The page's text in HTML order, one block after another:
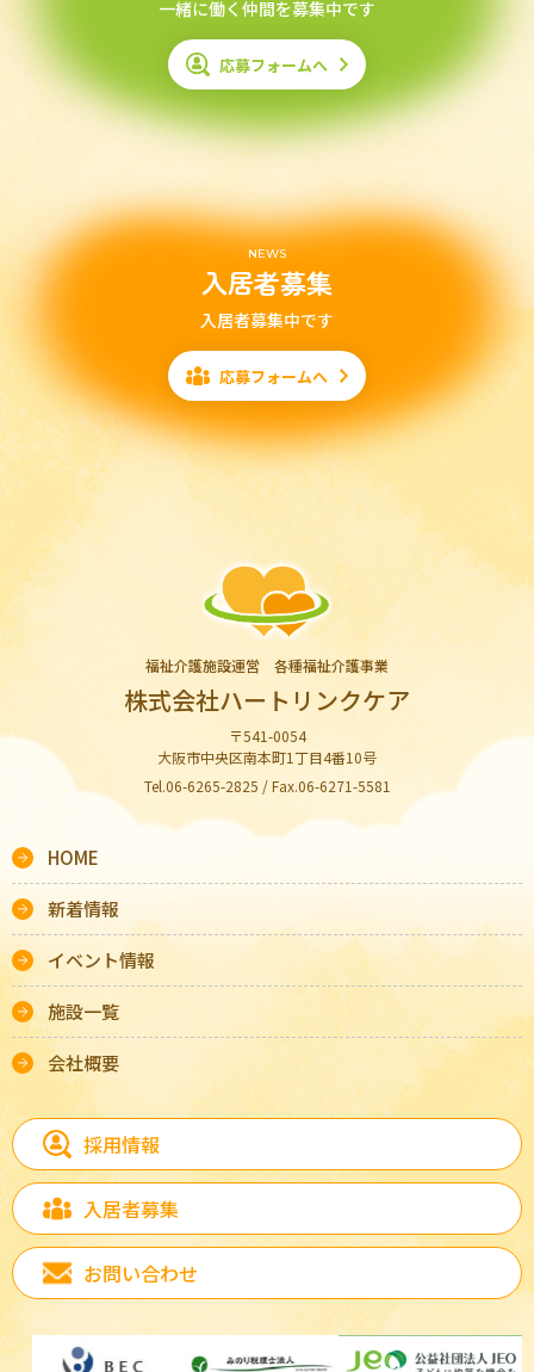
一緒に働く仲間を募集中です
応募フォームへ
NEWS
入居者募集
入居者募集中です
応募フォームへ
福祉介護施設運営 各種福祉介護事業
株式会社ハートリンクケア
〒541-0054
大阪市中央区南本町1丁目4番10号
Tel.06-6265-2825 / Fax.06-6271-5581
HOME
新着情報
イベント情報
施設一覧
会社概要
採用情報
入居者募集
お問い合わせ